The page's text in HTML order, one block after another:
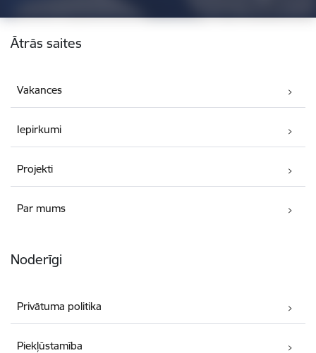
Kājene
Ātrās saites
Vakances
Iepirkumi
Projekti
Par mums
Noderīgi
Privātuma politika
Piekļūstamība